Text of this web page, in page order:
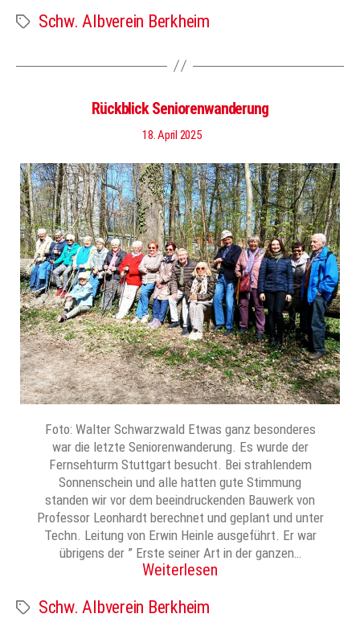
Schlagwörter
Schw. Albverein Berkheim
Rückblick Seniorenwanderung
18. April 2025
Foto: Walter Schwarzwald Etwas ganz besonderes
war die letzte Seniorenwanderung. Es wurde der
Fernsehturm Stuttgart besucht. Bei strahlendem
Sonnenschein und alle hatten gute Stimmung
standen wir vor dem beeindruckenden Bauwerk von
Professor Leonhardt berechnet und geplant und unter
Techn. Leitung von Erwin Heinle ausgeführt. Er war
übrigens der ” Erste seiner Art in der ganzen…
Weiterlesen
Schlagwörter
Schw. Albverein Berkheim